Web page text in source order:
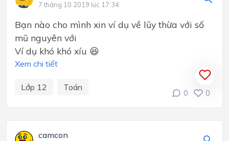
7 tháng 10 2019 lúc 17:34
Bạn nào cho mình xin ví dụ về lũy thừa với số
mũ nguyên với
Ví dụ khó khó xíu 😆
Xem chi tiết
Lớp 12 Toán
0 0
camcon